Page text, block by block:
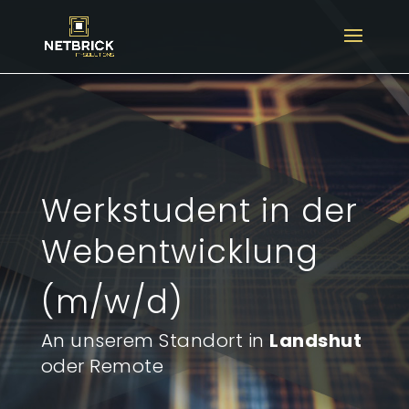
Werkstudent in der
Webentwicklung
(m/w/d)
An unserem Standort in Landshut
oder Remote